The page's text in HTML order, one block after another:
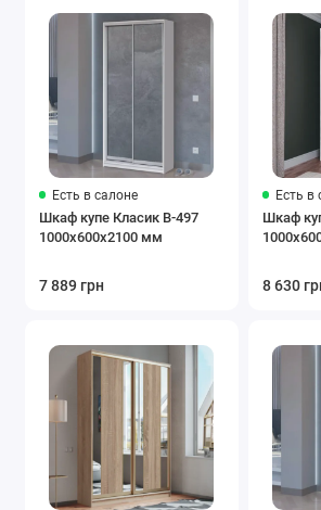
Есть в салоне
Шкаф купе Класик В-497
1000х600х2100 мм
7 889 грн
Есть в
Шкаф
8 630